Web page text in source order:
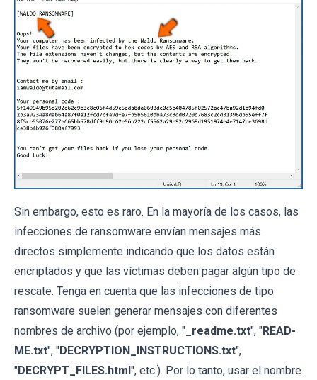
Sin embargo, esto es raro. En la mayoría de los casos, las
infecciones de ransomware envían mensajes más
directos simplemente indicando que los datos están
encriptados y que las víctimas deben pagar algún tipo de
rescate. Tenga en cuenta que las infecciones de tipo
ransomware suelen generar mensajes con diferentes
nombres de archivo (por ejemplo, " _readme.txt", "READ-
ME.txt", "DECRYPTION_INSTRUCTIONS.txt",
"DECRYPT_FILES.html ", etc.). Por lo tanto, usar el nombre